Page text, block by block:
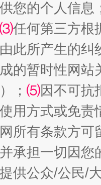
"
您的个人信息
⑶任何第三方根
此所产生的纠
的暂时性网
； ⑸因不可抗
用方式或免责
所有条款方
承担一切因
供公众/公民/